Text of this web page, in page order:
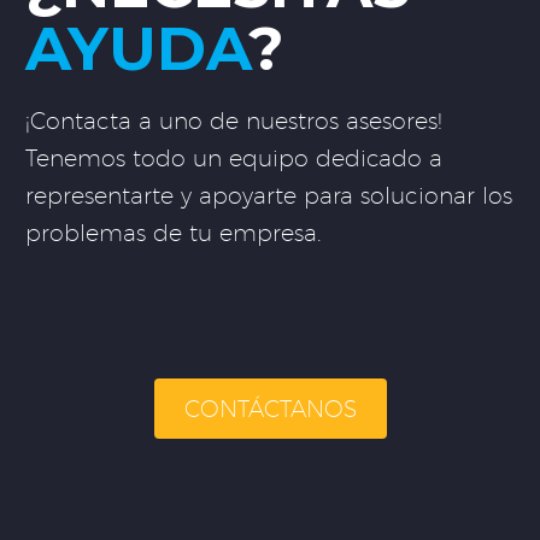
AYUDA?
¡Contacta a uno de nuestros asesores!
Tenemos todo un equipo dedicado a
representarte y apoyarte para solucionar los
problemas de tu empresa.
CONTÁCTANOS